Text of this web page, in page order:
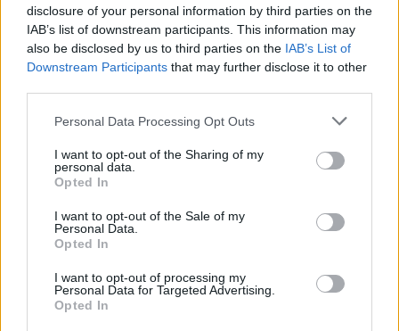
disclosure of your personal information by third parties on the
IAB’s list of downstream participants. This information may
also be disclosed by us to third parties on the IAB’s List of
Downstream Participants that may further disclose it to other
Please note that this website/app uses one or more Google
not limited to your visit or usage behaviour. You may click to
grant or deny consent to Google and its third-party tags to
use your data for below specified purposes in below Google
consent section.
Personal Data Processing Opt Outs
I want to opt-out of the Sharing of my
personal data.
Opted In
I want to opt-out of the Sale of my
Personal Data.
Opted In
I want to opt-out of processing my
Personal Data for Targeted Advertising.
Opted In
Continua a leggere
Come scegliere un fitness tracker elegante e